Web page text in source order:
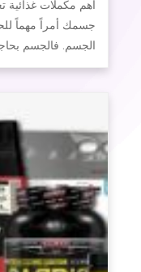
اهم مكملات غذائية
جسمك أمراً مهماً
الجسم. فالجسم